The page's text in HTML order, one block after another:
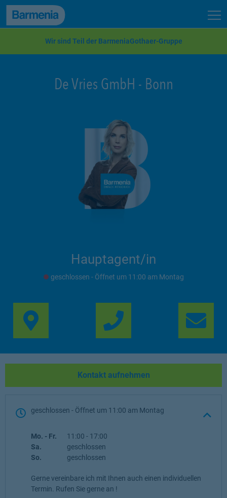
zum Seiteninhalt
Back to top
Wir sind Teil der BarmeniaGothaer-Gruppe
De Vries GmbH - Bonn
Hauptagent/in
geschlossen - Öffnet um 11:00 Montag
Link Opens in New
Kontakt aufnehmen
geschlossen - Öffnet um 11:00 Montag
Wochentag Öffnungszeiten
Mo. - Fr. 11:00 - 17:00
Sa.
geschlossen
So.
geschlossen
Gerne vereinbare ich mit Ihnen auch einen individuellen
Termin. Rufen Sie gerne an !